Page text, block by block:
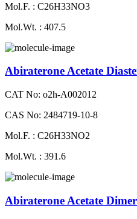
Mol.F. : C26H33NO3
Mol.Wt. : 407.5
Abiraterone Acetate
CAT No: o2h-A002012
CAS No: 2484719-10-8
Mol.F. : C26H33NO2
Mol.Wt. : 391.6
Abiraterone Acetate Dimer